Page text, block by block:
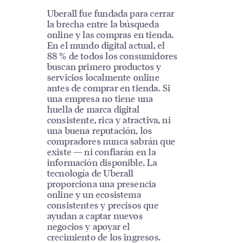
Uberall fue fundada para cerrar
la brecha entre la búsqueda
online y las compras en tienda.
En el mundo digital actual, el
88 % de todos los consumidores
buscan primero productos y
servicios localmente online
antes de comprar en tienda. Si
una empresa no tiene una
huella de marca digital
consistente, rica y atractiva, ni
una buena reputación, los
compradores nunca sabrán que
existe — ni confiarán en la
información disponible. La
tecnología de Uberall
proporciona una presencia
online y un ecosistema
consistentes y precisos que
ayudan a captar nuevos
negocios y apoyar el
crecimiento de los ingresos.